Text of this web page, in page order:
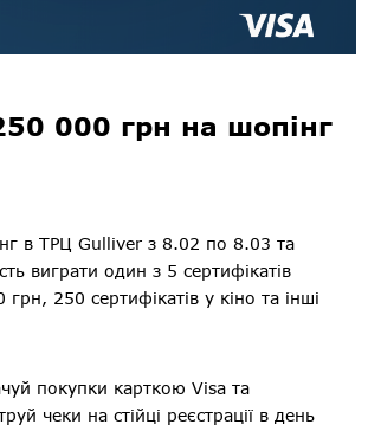
000 грн на шопінг
в ТРЦ Gulliver з 8.02 по 8.03 та
виграти один з 5 сертифікатів
250 сертифікатів у кіно та інші
покупки карткою Visa та
чеки на стійці реєстрації в день